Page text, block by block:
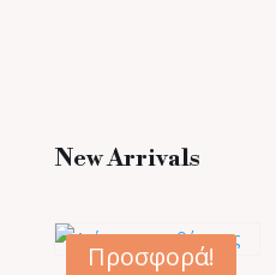
New Arrivals
Προσφορά!